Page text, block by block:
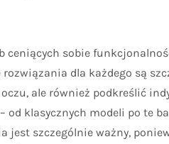
sobie
dla każdego są
ale również podkreślić
od klasycznych modeli po te
jest szczególnie ważny,